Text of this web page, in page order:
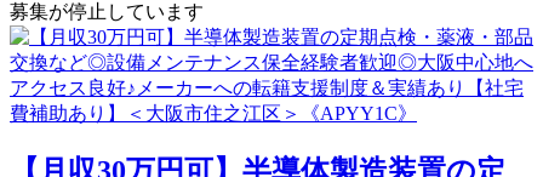
募集が停止しています